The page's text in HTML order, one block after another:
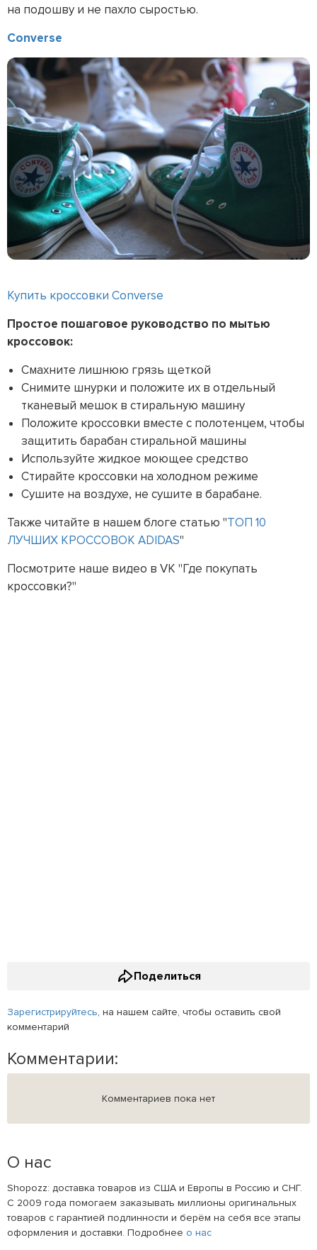
на подошву и не пахло сыростью.
Converse
Купить кроссовки Converse
Простое пошаговое руководство по мытью
кроссовок:
Смахните лишнюю грязь щеткой
Снимите шнурки и положите их в отдельный
тканевый мешок в стиральную машину
Положите кроссовки вместе с полотенцем, чтобы
защитить барабан стиральной машины
Используйте жидкое моющее средство
Стирайте кроссовки на холодном режиме
Сушите на воздухе, не сушите в барабане.
Также читайте в нашем блоге статью "ТОП 10
ЛУЧШИХ КРОССОВОК ADIDAS"
Посмотрите наше видео в VK "Где покупать
кроссовки?"
Поделиться
Зарегистрируйтесь, на нашем сайте, чтобы оставить свой
комментарий
Комментарии:
Комментариев пока нет
О нас
Shopozz: доставка товаров из США и Европы в Россию и СНГ.
С 2009 года помогаем заказывать миллионы оригинальных
товаров с гарантией подлинности и берём на себя все этапы
оформления и доставки. Подробнее о нас